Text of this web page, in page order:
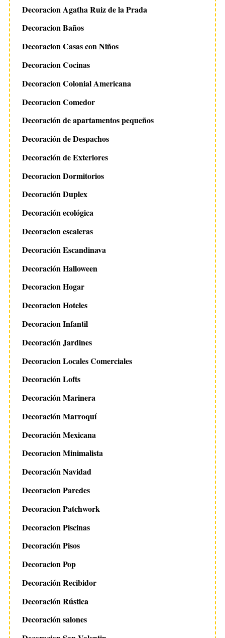
Decoracion Agatha Ruiz de la Prada
Decoracion Baños
Decoracion Casas con Niños
Decoracion Cocinas
Decoracion Colonial Americana
Decoracion Comedor
Decoración de apartamentos pequeños
Decoración de Despachos
Decoración de Exteriores
Decoracion Dormitorios
Decoración Duplex
Decoración ecológica
Decoracion escaleras
Decoración Escandinava
Decoración Halloween
Decoracion Hogar
Decoracion Hoteles
Decoracion Infantil
Decoración Jardines
Decoracion Locales Comerciales
Decoración Lofts
Decoración Marinera
Decoración Marroquí
Decoración Mexicana
Decoracion Minimalista
Decoración Navidad
Decoracion Paredes
Decoracion Patchwork
Decoracion Piscinas
Decoración Pisos
Decoracion Pop
Decoración Recibidor
Decoración Rústica
Decoración salones